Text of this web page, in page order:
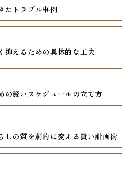
たトラブル事例
抑えるための具体的な工夫
の賢いスケジュールの立て方
しの質を劇的に変える賢い計画術